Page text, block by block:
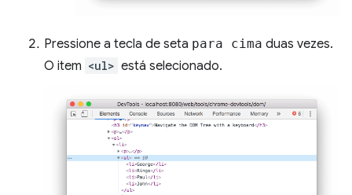
Pressione a tecla de seta para cima duas vezes.
O item <ul> está selecionado.